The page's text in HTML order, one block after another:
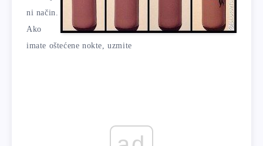
ni način.
Ako
imate oštećene nokte, uzmite